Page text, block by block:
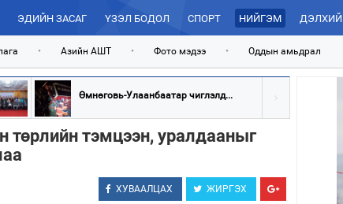
ЭДИЙН ЗАСАГ ҮЗЭЛ БОДОЛ СПОРТ НИЙГЭМ ДЭЛХИЙ
• Азийн АШТ • Фото мэдээ • Оддын амьдрал
Өмнөговь-Улаанбаатар чиглэлд...
төрлийн тэмцээн, уралдааныг
ХУВААЛЦАХ ЖИРГЭХ